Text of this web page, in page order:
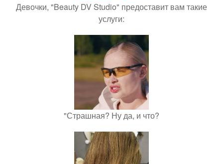
Девочки, "Beauty DV Studio" предоставит вам такие
услуги:
"Страшная? Ну да, и что?